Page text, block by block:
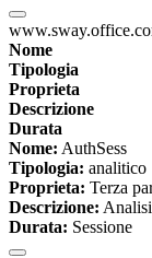
Nome
Tipologia
Proprieta
Descrizione
Durata
Nome: AuthSess
Tipologia: analitico
Proprieta: Terza
Descrizione:
Durata: Sessione